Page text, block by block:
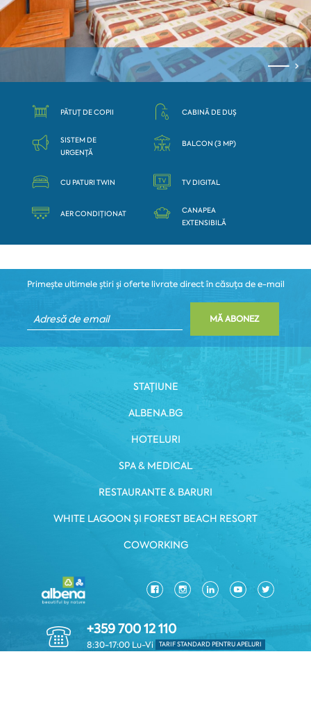
PĂTUȚ DE COPII CABINĂ DE DUȘ
SISTEM DE
URGENȚĂ
BALCON (3 MP)
CU PATURI TWIN TV DIGITAL
AER CONDIȚIONAT
CANAPEA
EXTENSIBILĂ
Primește ultimele știri și oferte livrate direct în căsuța de e-mail
MĂ ABONEZ
STAȚIUNE
ALBENA.BG
HOTELURI
SPA & MEDICAL
RESTAURANTE & BARURI
WHITE LAGOON ȘI FOREST BEACH RESORT
COWORKING
+359 700 12 110
8:30-17:00 Lu-Vi TARIF STANDARD PENTRU APELURI